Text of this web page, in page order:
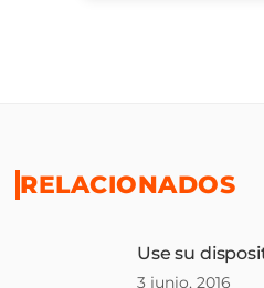
RELACIONADOS
Use su
3 junio, 2016